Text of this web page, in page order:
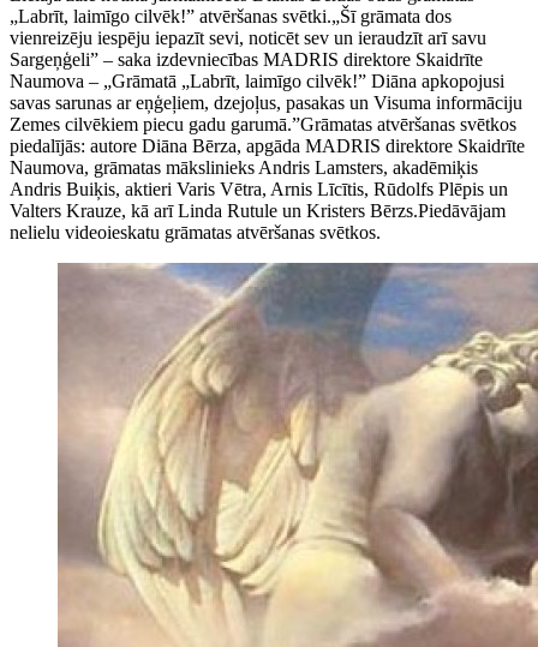
„Labrīt, laimīgo cilvēk!” atvēršanas svētki.„Šī grāmata dos
vienreizēju iespēju iepazīt sevi, noticēt sev un ieraudzīt arī savu
Sargeņģeli” – saka izdevniecības MADRIS direktore Skaidrīte
Naumova – „Grāmatā „Labrīt, laimīgo cilvēk!” Diāna apkopojusi
savas sarunas ar eņģeļiem, dzejoļus, pasakas un Visuma informāciju
Zemes cilvēkiem piecu gadu garumā.”Grāmatas atvēršanas svētkos
piedalījās: autore Diāna Bērza, apgāda MADRIS direktore Skaidrīte
Naumova, grāmatas mākslinieks Andris Lamsters, akadēmiķis
Andris Buiķis, aktieri Varis Vētra, Arnis Līcītis, Rūdolfs Plēpis un
Valters Krauze, kā arī Linda Rutule un Kristers Bērzs.Piedāvājam
nelielu videoieskatu grāmatas atvēršanas svētkos.